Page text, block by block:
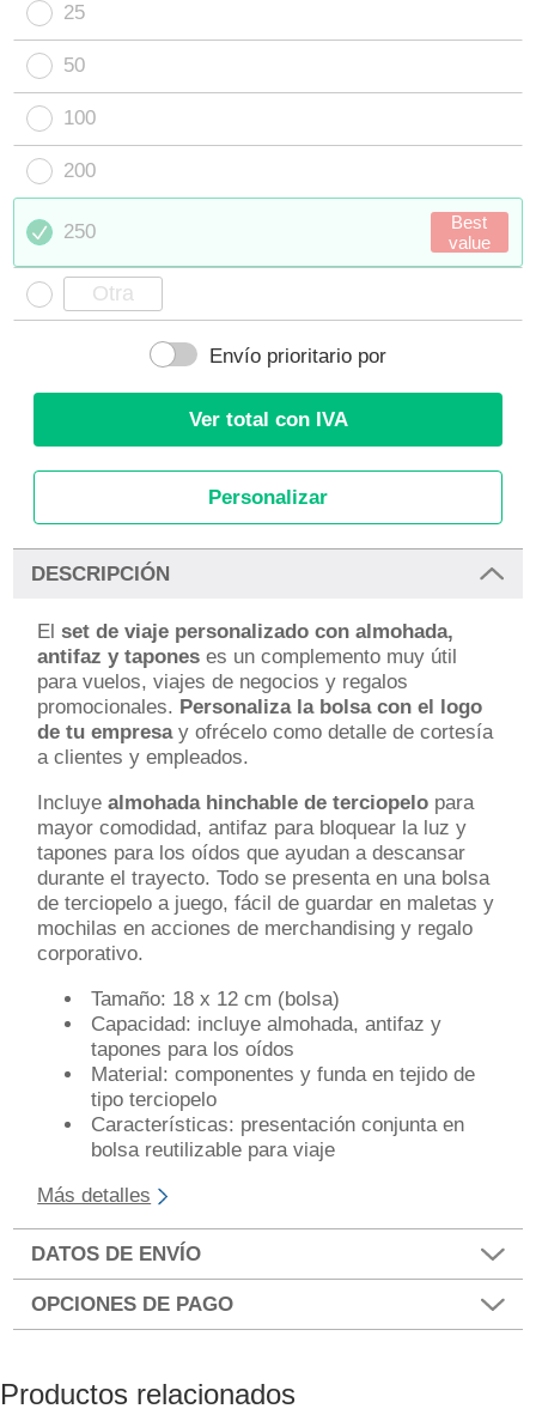
25
50
100
200
250
Best
value
Envío prioritario por
Ver total con IVA
Personalizar
DESCRIPCIÓN
Elset de viaje personalizado con almohada,
antifaz y tapones es un complemento muy útil
para vuelos, viajes de negocios y regalos
promocionales. Personaliza la bolsa con el logo
de tu empresay ofrécelo como detalle de cortesía
a clientes y empleados.
Incluyealmohada hinchable de terciopelo para
mayor comodidad, antifaz para bloquear la luz y
tapones para los oídos que ayudan a descansar
durante el trayecto. Todo se presenta en una bolsa
de terciopelo a juego, fácil de guardar en maletas y
mochilas en acciones de merchandising y regalo
corporativo.
Tamaño: 18 x 12 cm (bolsa)
Capacidad: incluye almohada, antifaz y
tapones para los oídos
Material: componentes y funda en tejido de
tipo terciopelo
Características: presentación conjunta en
bolsa reutilizable para viaje
Más detalles
DATOS DE ENVÍO
OPCIONES DE PAGO
Productos relacionados